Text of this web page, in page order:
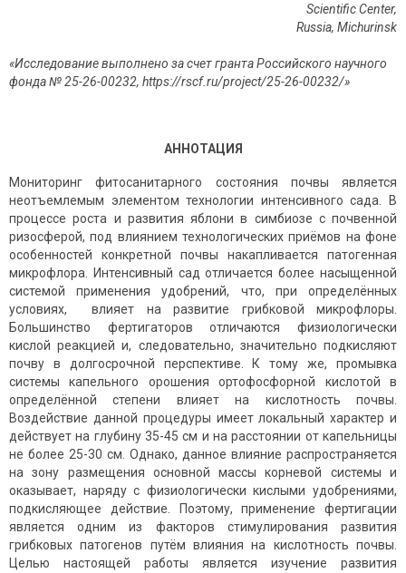
Scientific Center,
Russia, Michurinsk
«Исследование выполнено за счет гранта Российского научного
фонда № 25-26-00232, https://rscf.ru/project/25-26-00232/»
АННОТАЦИЯ
Мониторинг фитосанитарного состояния почвы является
неотъемлемым элементом технологии интенсивного сада. В
процессе роста и развития яблони в симбиозе с почвенной
ризосферой, под влиянием технологических приёмов на фоне
особенностей конкретной почвы накапливается патогенная
микрофлора. Интенсивный сад отличается более насыщенной
системой применения удобрений, что, при определённых
условиях, влияет на развитие грибковой микрофлоры.
Большинство фертигаторов отличаются физиологически
кислой реакцией и, следовательно, значительно подкисляют
почву в долгосрочной перспективе. К тому же, промывка
системы капельного орошения ортофосфорной кислотой в
определённой степени влияет на кислотность почвы.
Воздействие данной процедуры имеет локальный характер и
действует на глубину 35-45 см и на расстоянии от капельницы
не более 25-30 см. Однако, данное влияние распространяется
на зону размещения основной массы корневой системы и
оказывает, наряду с физиологически кислыми удобрениями,
подкисляющее действие. Поэтому, применение фертигации
является одним из факторов стимулирования развития
грибковых патогенов путём влияния на кислотность почвы.
Целью настоящей работы является изучение развития